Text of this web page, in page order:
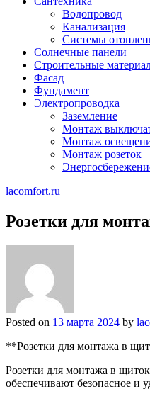
Водопровод
Канализация
Системы
Солнечные панели
Строительные
Фасад
Фундамент
Электропроводка
Заземление
Монтаж
Монтаж
Монтаж розеток
lacomfort.ru
Розетки для
Posted on 13 марта 2024 by
**Розетки для монтажа в
Розетки для монтажа в
обеспечивают безопасное и